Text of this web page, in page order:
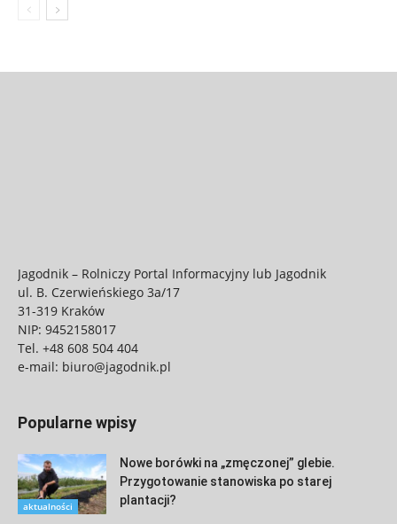
Jagodnik – Rolniczy Portal Informacyjny lub Jagodnik
ul. B. Czerwieńskiego 3a/17
31-319 Kraków
NIP: 9452158017
Tel. +48 608 504 404
e-mail: biuro@jagodnik.pl
Popularne wpisy
aktualności
Nowe borówki na „zmęczonej” glebie.
Przygotowanie stanowiska po starej
plantacji?